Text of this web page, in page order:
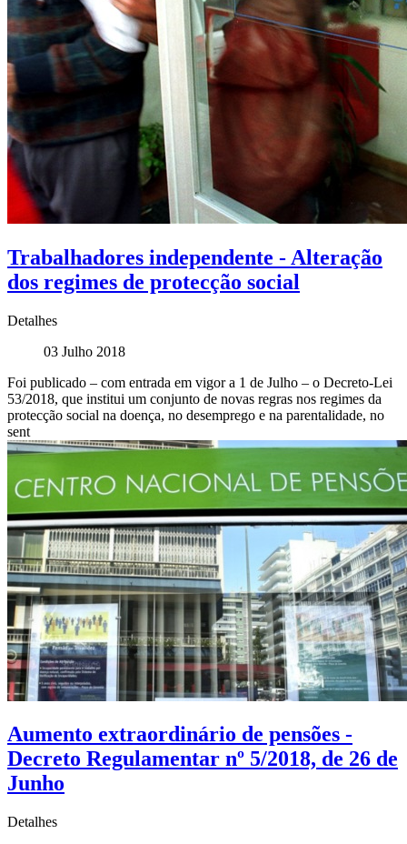
Trabalhadores independente - Alteração
dos regimes de protecção social
Detalhes
03 Julho 2018
Foi publicado – com entrada em vigor a 1 de Julho – o Decreto-Lei
53/2018, que institui um conjunto de novas regras nos regimes da
protecção social na doença, no desemprego e na parentalidade, no
sent
Aumento extraordinário de pensões -
Decreto Regulamentar nº 5/2018, de 26 de
Junho
Detalhes